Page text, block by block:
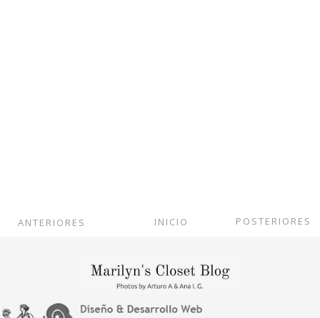
POSTERIORES
INICIO
ANTERIORES